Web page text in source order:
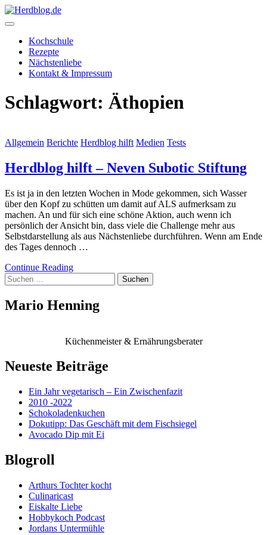
Skip
to
Herdblog.de
Kochschule
Rezepte
Nächstenliebe
Kontakt & Impressum
Schlagwort: Äthopien
Allgemein Berichte Herdblog hilft Medien Tests
Herdblog hilft – Neven Subotic Stiftung
Es ist ja in den letzten Wochen in Mode gekommen, sich Wasser
über den Kopf zu schütten um damit auf ALS aufmerksam zu
machen. An und für sich eine schöne Aktion, auch wenn ich
persönlich der Ansicht bin, dass viele die Challenge mehr aus
Selbstdarstellung als aus Nächstenliebe durchführen. Wenn am Ende
des Tages dennoch …
Continue Reading
Suchen
nach:
Mario Henning
Küchenmeister & Ernährungsberater
Neueste Beiträge
Ein Jahr vegetarisch – Ein Zwischenfazit
2010 -2022
Schokoladenkuchen
Dokutipp: Das Geschäft mit dem Fischsiegel
Avocado Dip mit Ei
Blogroll
Arthurs Tochter kocht
Culinaricast
Eiskalte Liebe
Hobbykoch Podcast
Jordans Untermühle